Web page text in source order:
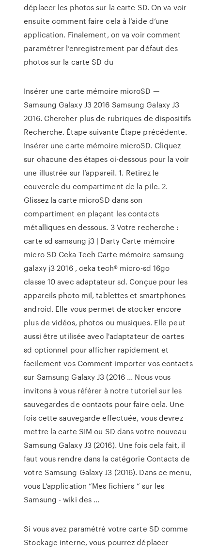
déplacer les photos sur la carte SD. On va voir
ensuite comment faire cela à l’aide d’une
application. Finalement, on va voir comment
paramétrer l’enregistrement par défaut des
photos sur la carte SD du
Insérer une carte mémoire microSD —
Samsung Galaxy J3 2016 Samsung Galaxy J3
2016. Chercher plus de rubriques de dispositifs
Recherche. Étape suivante Étape précédente.
Insérer une carte mémoire microSD. Cliquez
sur chacune des étapes ci-dessous pour la voir
une illustrée sur l’appareil. 1. Retirez le
couvercle du compartiment de la pile. 2.
Glissez la carte microSD dans son
compartiment en plaçant les contacts
métalliques en dessous. 3 Votre recherche :
carte sd samsung j3 | Darty Carte mémoire
micro SD Ceka Tech Carte mémoire samsung
galaxy j3 2016 , ceka tech® micro-sd 16go
classe 10 avec adaptateur sd. Conçue pour les
appareils photo mil, tablettes et smartphones
android. Elle vous permet de stocker encore
plus de vidéos, photos ou musiques. Elle peut
aussi être utilisée avec l'adaptateur de cartes
sd optionnel pour afficher rapidement et
facilement vos Comment importer vos contacts
sur Samsung Galaxy J3 (2016 ... Nous vous
invitons à vous référer à notre tutoriel sur les
sauvegardes de contacts pour faire cela. Une
fois cette sauvegarde effectuée, vous devrez
mettre la carte SIM ou SD dans votre nouveau
Samsung Galaxy J3 (2016). Une fois cela fait, il
faut vous rendre dans la catégorie Contacts de
votre Samsung Galaxy J3 (2016). Dans ce menu,
vous L’application “Mes fichiers “ sur les
Samsung - wiki des ...
Si vous avez paramétré votre carte SD comme
Stockage interne, vous pourrez déplacer